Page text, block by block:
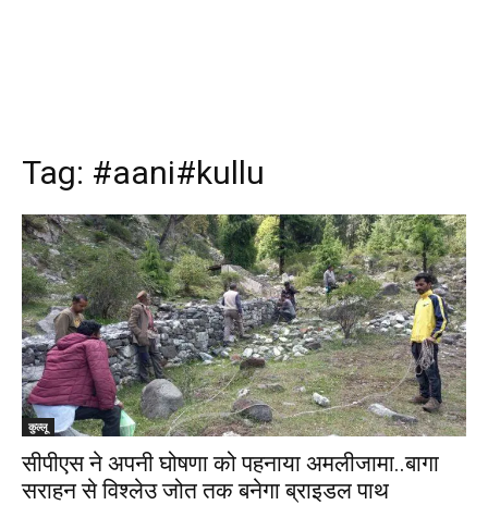
Tag: #aani#kullu
कुल्लू
सीपीएस ने अपनी घोषणा को पहनाया अमलीजामा..बागा
सराहन से विश्लेउ जोत तक बनेगा ब्राइडल पाथ